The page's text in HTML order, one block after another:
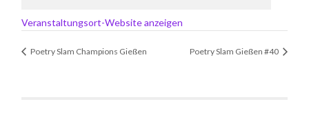
Veranstaltungsort-Website anzeigen
Poetry Slam Champions Gießen Poetry Slam Gießen #40